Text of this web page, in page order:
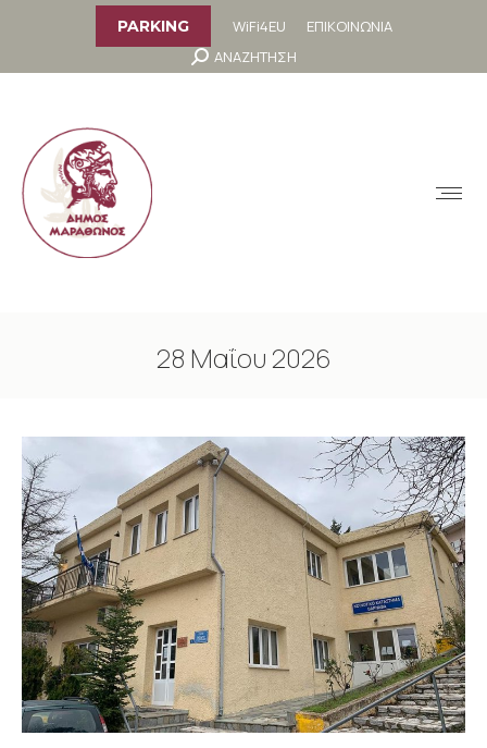
PARKING WiFi4EU
ΕΠΙΚΟΙΝΩΝΙΑ
Search:
ΑΝΑΖΗΤΗΣΗ
28 Μαΐου 2026